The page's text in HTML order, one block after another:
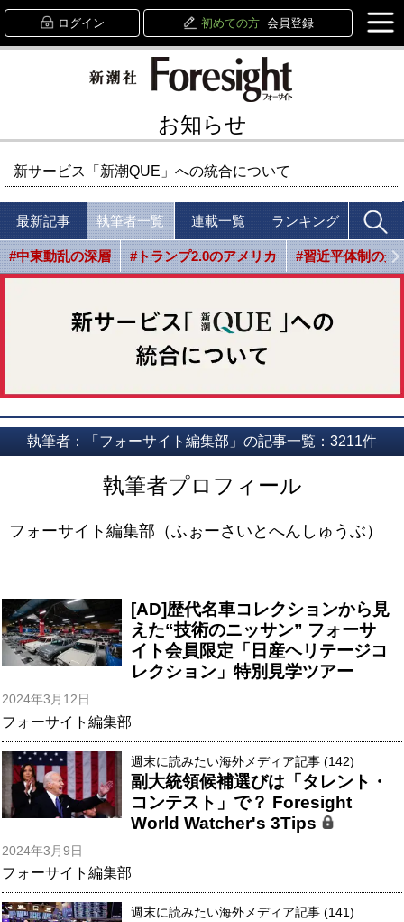
ログイン 初めての方 会員登録
お知らせ
新サービス「新潮QUE」への統合について
最新記事 執筆者一覧 連載一覧 ランキング
#中東動乱の深層 #トランプ2.0のアメリカ #習近平体制の光
執筆者：「フォーサイト編集部」の記事一覧：3211件
執筆者プロフィール
フォーサイト編集部（ふぉーさいとへんしゅうぶ）
[AD]歴代名車コレクションから見
えた“技術のニッサン” フォーサ
イト会員限定「日産ヘリテージコ
レクション」特別見学ツアー
2024年3月12日
フォーサイト編集部
週末に読みたい海外メディア記事 (142)
副大統領候補選びは「タレント・
コンテスト」で？ Foresight
World Watcher's 3Tips
2024年3月9日
フォーサイト編集部
週末に読みたい海外メディア記事 (141)